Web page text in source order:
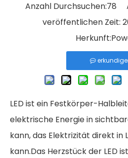
Anzahl Durchsuchen:78
veröffentlichen Zeit:
Herkunft:
LED ist ein Festkörper-
elektrische Energie in
kann, das Elektrizität direkt in
kann.Das Herzstück der LED